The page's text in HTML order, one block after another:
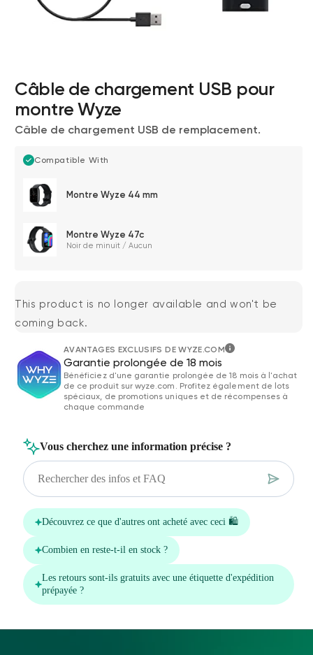
Câble de chargement USB pour
montre Wyze
Câble de chargement USB de remplacement.
Compatible With
Montre Wyze 44 mm
Montre Wyze 47c
Noir de minuit / Aucun
This product is no longer available and won't be
coming back.
AVANTAGES EXCLUSIFS DE WYZE.COM
Garantie prolongée de 18 mois
Bénéficiez d'une garantie prolongée de 18 mois à l'achat
de ce produit sur wyze.com. Profitez également de lots
spéciaux, de promotions uniques et de récompenses à
chaque commande
Go
Blanc
options 63,96 $US